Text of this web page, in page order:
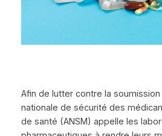
Afin de lutter contre la soumission
nationale de sécurité des
de santé (ANSM) appelle les